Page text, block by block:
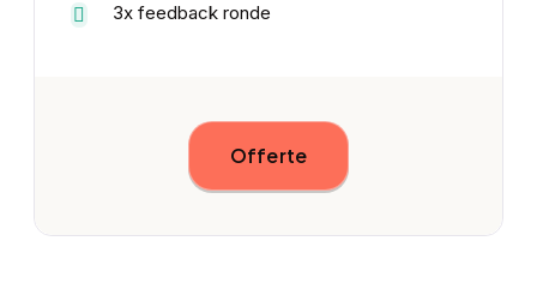
3x feedback ronde
Offerte